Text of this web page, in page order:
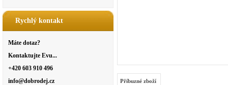
Rychlý kontakt
Máte dotaz?
Kontaktujte Evu...
+420 603 910 496
info@dobrodej.cz
Příbuzné zboží